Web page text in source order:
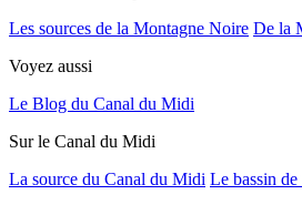
Les sources de la Montagne Noire De la
Voyez aussi
Le Blog du Canal du Midi
Sur le Canal du Midi
La source du Canal du Midi Le bassin